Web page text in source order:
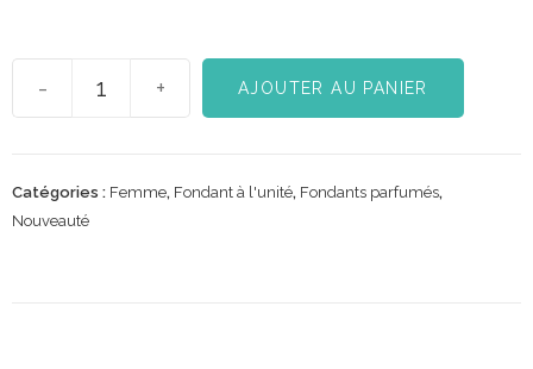
- + AJOUTER AU PANIER
Catégories : Femme, Fondant à l'unité, Fondants parfumés,
Nouveauté